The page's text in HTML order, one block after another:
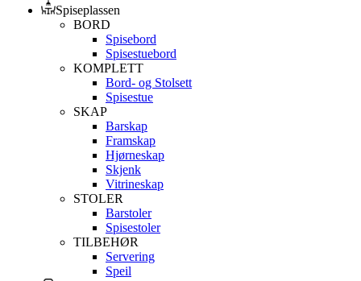
Spiseplassen
BORD
Spisebord
Spisestuebord
KOMPLETT
Bord- og Stolsett
Spisestue
SKAP
Barskap
Framskap
Hjørneskap
Skjenk
Vitrineskap
STOLER
Barstoler
Spisestoler
TILBEHØR
Servering
Speil